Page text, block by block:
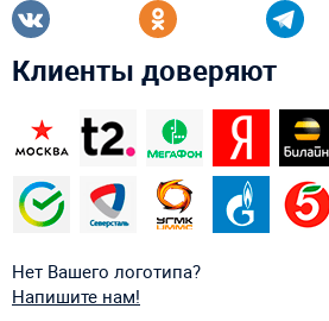
Клиенты доверяют
Нет Вашего логотипа?
Напишите нам!